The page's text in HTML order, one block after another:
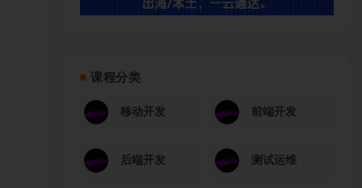
课程分类
移动开发 前端开发
后端开发 测试运维